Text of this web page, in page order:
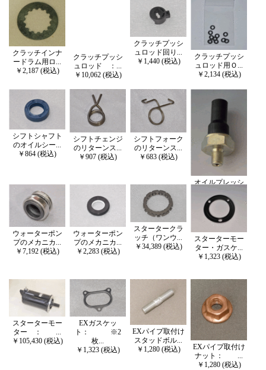
クラッチインナ
ードラム用ロ...
￥2,187 (税込)
クラッチプッシ
ュロッド ：...
￥10,062 (税込)
クラッチプッシ
ュロッド回り...
￥1,440 (税込)
クラッチプッシ
ュロッド用Ｏ...
￥2,134 (税込)
シフトシャフト
のオイルシー...
￥864 (税込)
シフトチェンジ
のリターンス...
￥907 (税込)
シフトフォーク
のリターンス...
￥683 (税込)
オイルプレッシ
￥9,422 (税込)
ウォーターポン
プのメカニカ...
￥7,192 (税込)
ウォーターポン
プのメカニカ...
￥2,283 (税込)
スタータークラ
ッチ（ワンウ...
￥34,389 (税込)
スターターモー
ター・ガスケ...
￥1,323 (税込)
スターターモー
ター ： ...
￥105,430 (税込)
EXガスケッ
ト： ※2
枚...
￥1,323 (税込)
EXパイプ取付け
スタッドボル...
￥1,280 (税込)
EXパイプ取付け
ナット： ...
￥1,280 (税込)